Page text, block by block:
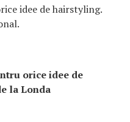
idee de hairstyling.
orice idee de
la Londa